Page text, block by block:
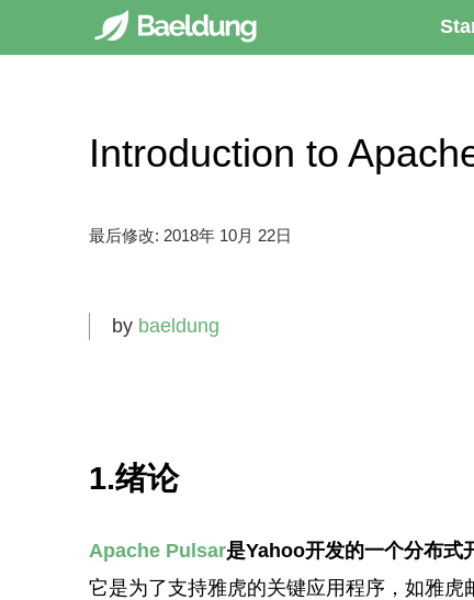
Introduction to
最后修改: 2018年 10月 22日
by baeldung
1.绪论
Apache Pulsar是Yahoo开发的一个分布式
它是为了支持雅虎的关键应用程序，如雅虎